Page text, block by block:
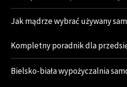
Jak mądrze wybrać używany
Kompletny poradnik dla
Bielsko-biała wypożyczalnia